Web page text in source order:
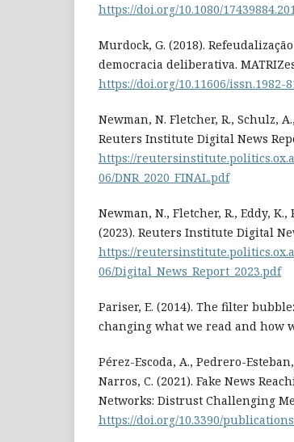
https://doi.org/10.1080/
Murdock, G. (2018).
democracia deliberativa.
https://doi.org/10.11606/issn.1982-
Newman, N. Fletcher, R., Schulz,
Reuters Institute Digital News
https://
06/DNR_2020_FINAL.pdf
Newman, N., Fletcher, R., Eddy, K.,
(2023). Reuters Institute Digital
https://
06/Digital_News_Report_2023.pdf
Pariser, E. (2014). The filter
changing what we read and how
Pérez-Escoda, A., Pedrero-
Narros, C. (2021). Fake News
Networks: Distrust Challenging
https://doi.org/10.3390/